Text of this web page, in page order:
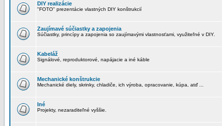
DIY realizácie
"FOTO" prezentácie vlastných DIY konštrukcií
Zaujímavé súčiastky a zapojenia
Súčiastky, princípy a zapojenia so zaujímavými vlastnosťami, využiteľné v DIY.
Kabeláž
Signálové, reproduktorové, napájacie a iné káble
Mechanické konštrukcie
Mechanické diely, skrinky, chladiče, ich výroba, opracovanie, kúpa, atď ...
Iné
Projekty, nezaraditeľné vyššie.